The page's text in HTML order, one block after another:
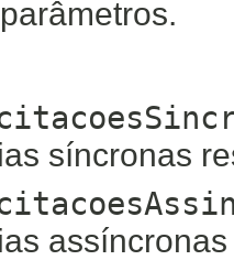
síncronas